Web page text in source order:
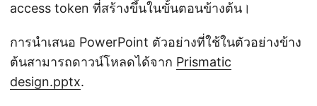
access token ที่สร้างขึ้นในขั้นตอนข้างต้น।
การนำเสนอ PowerPoint ตัวอย่างที่ใช้ในตัวอย่างข้าง
ต้นสามารถดาวน์โหลดได้จาก Prismatic
design.pptx.